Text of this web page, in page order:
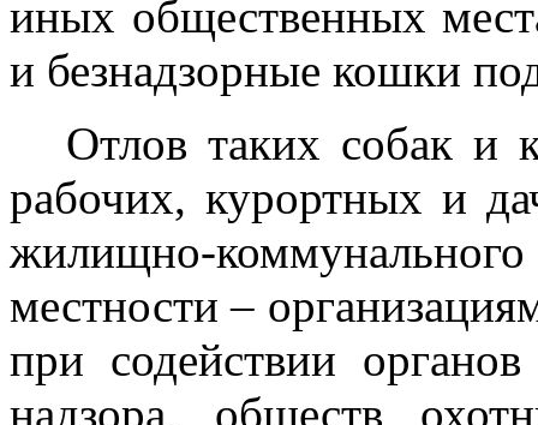
иных общественных
и безнадзорные кошки
Отлов таких собак и
рабочих, курортных и
жилищно-
местности –
при содействии
надзора, обществ